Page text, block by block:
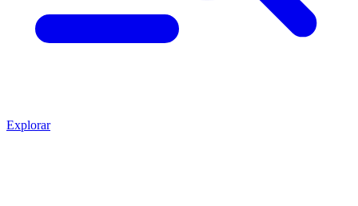
Explorar